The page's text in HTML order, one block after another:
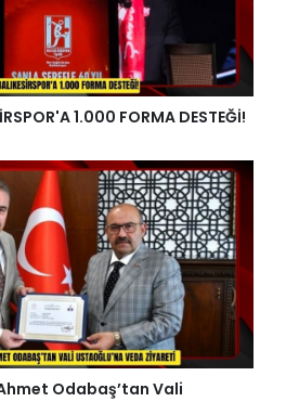
1.000 FORMA DESTEĞİ!
Odabaş’tan Vali